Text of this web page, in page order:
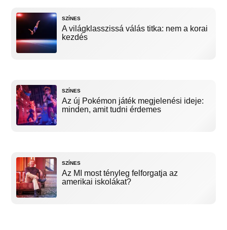
SZÍNES
A világklasszissá válás titka: nem a korai
kezdés
SZÍNES
Az új Pokémon játék megjelenési ideje:
minden, amit tudni érdemes
SZÍNES
Az MI most tényleg felforgatja az
amerikai iskolákat?